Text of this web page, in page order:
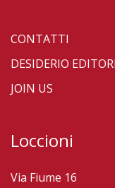
CONTATTI
DESIDERIO
JOIN US
Loccioni
Via Fiume 16